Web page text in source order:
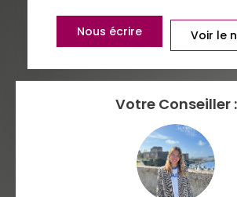
RÉSULTATS DES LYCÉES ECOLES ET
MÉDECINS
Nous écrire Voir le
Votre Conseiller :